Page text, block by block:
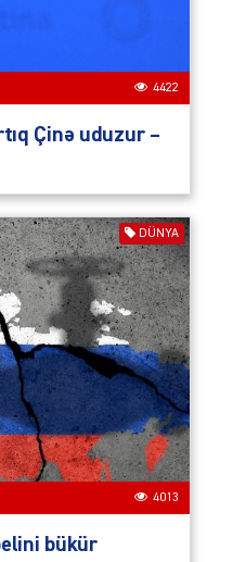
4422
Çinə uduzur –
DÜNYA
4013
bükür